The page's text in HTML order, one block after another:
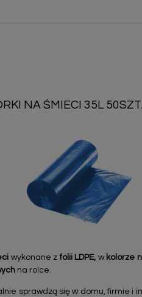
NA ŚMIECI 35L
wykonane zfolii LDPE, wkolorze
na rolce.
sprawdzą się w domu, firmie i